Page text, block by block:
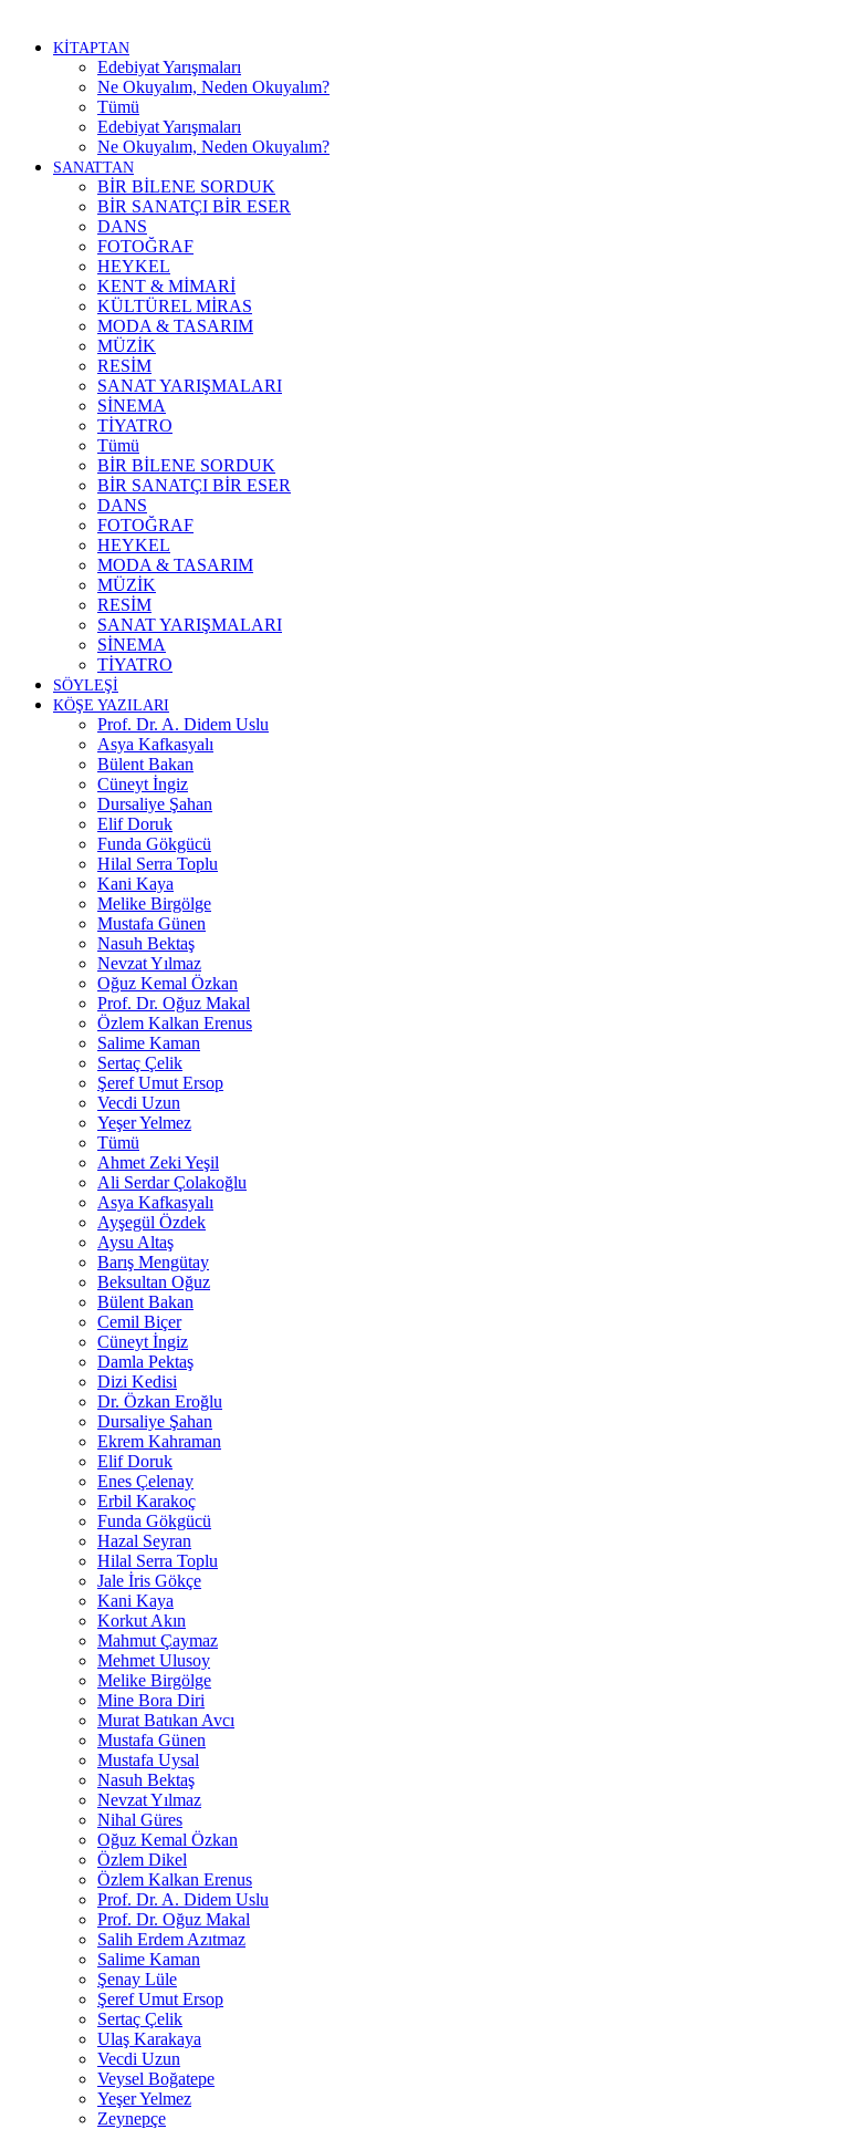
KİTAPTAN
Edebiyat Yarışmaları
Ne Okuyalım, Neden Okuyalım?
Tümü
Edebiyat Yarışmaları
Ne Okuyalım, Neden Okuyalım?
SANATTAN
BİR BİLENE SORDUK
BİR SANATÇI BİR ESER
DANS
FOTOĞRAF
HEYKEL
KENT & MİMARİ
KÜLTÜREL MİRAS
MODA & TASARIM
MÜZİK
RESİM
SANAT YARIŞMALARI
SİNEMA
TİYATRO
Tümü
BİR BİLENE SORDUK
BİR SANATÇI BİR ESER
DANS
FOTOĞRAF
HEYKEL
MODA & TASARIM
MÜZİK
RESİM
SANAT YARIŞMALARI
SİNEMA
TİYATRO
SÖYLEŞİ
KÖŞE YAZILARI
Prof. Dr. A. Didem Uslu
Asya Kafkasyalı
Bülent Bakan
Cüneyt İngiz
Dursaliye Şahan
Elif Doruk
Funda Gökgücü
Hilal Serra Toplu
Kani Kaya
Melike Birgölge
Mustafa Günen
Nasuh Bektaş
Nevzat Yılmaz
Oğuz Kemal Özkan
Prof. Dr. Oğuz Makal
Özlem Kalkan Erenus
Salime Kaman
Sertaç Çelik
Şeref Umut Ersop
Vecdi Uzun
Yeşer Yelmez
Tümü
Ahmet Zeki Yeşil
Ali Serdar Çolakoğlu
Asya Kafkasyalı
Ayşegül Özdek
Aysu Altaş
Barış Mengütay
Beksultan Oğuz
Bülent Bakan
Cemil Biçer
Cüneyt İngiz
Damla Pektaş
Dizi Kedisi
Dr. Özkan Eroğlu
Dursaliye Şahan
Ekrem Kahraman
Elif Doruk
Enes Çelenay
Erbil Karakoç
Funda Gökgücü
Hazal Seyran
Hilal Serra Toplu
Jale İris Gökçe
Kani Kaya
Korkut Akın
Mahmut Çaymaz
Mehmet Ulusoy
Melike Birgölge
Mine Bora Diri
Murat Batıkan Avcı
Mustafa Günen
Mustafa Uysal
Nasuh Bektaş
Nevzat Yılmaz
Nihal Güres
Oğuz Kemal Özkan
Özlem Dikel
Özlem Kalkan Erenus
Prof. Dr. A. Didem Uslu
Prof. Dr. Oğuz Makal
Salih Erdem Azıtmaz
Salime Kaman
Şenay Lüle
Şeref Umut Ersop
Sertaç Çelik
Ulaş Karakaya
Vecdi Uzun
Veysel Boğatepe
Yeşer Yelmez
Zeynepçe